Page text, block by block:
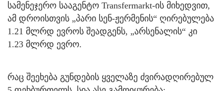
სამენეჯერო სააგენტო Transfermarkt-ის მიხედვით,
ამ დროისთვის „პარი სენ-ჟერმენის“ ღირებულება
1.21 მლრდ ევროს შეადგენს, „არსენალის“ კი
1.23 მლრდ ევრო.
რაც შეეხება გუნდების ყველაზე ძვირადღირებულ